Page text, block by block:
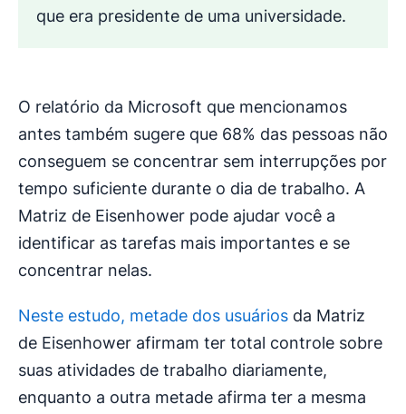
que era presidente de uma universidade.
O relatório da Microsoft que mencionamos
antes também sugere que 68% das pessoas não
conseguem se concentrar sem interrupções por
tempo suficiente durante o dia de trabalho. A
Matriz de Eisenhower pode ajudar você a
identificar as tarefas mais importantes e se
concentrar nelas.
Neste estudo, metade dos usuários da Matriz
de Eisenhower afirmam ter total controle sobre
suas atividades de trabalho diariamente,
enquanto a outra metade afirma ter a mesma